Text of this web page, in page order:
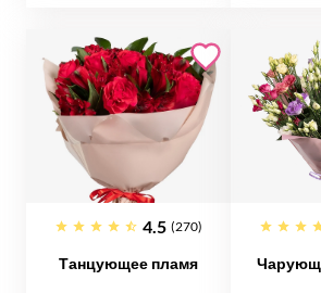
4.5 (270)
Танцующее пламя